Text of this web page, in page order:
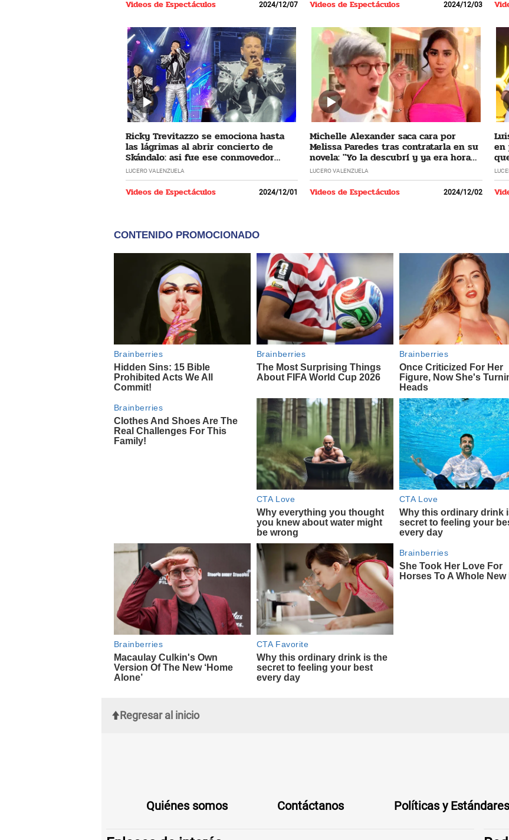
Videos de Espectáculos 2024/12/07 Videos de Espectáculos 2024/12/03
Ricky Trevitazzo se emociona hasta
las lágrimas al abrir concierto de
Skándalo: asi fue ese conmovedor
momento
LUCERO VALENZUELA
Videos de Espectáculos 2024/12/01
Michelle Alexander saca cara por
Melissa Paredes tras contratarla en su
novela: "Yo la descubrí y ya era hora
que regrese"
LUCERO VALENZUELA
Videos de Espectáculos 2024/12/02
en
Regresar al inicio
Quiénes somos Contáctanos Políticas y Estándares